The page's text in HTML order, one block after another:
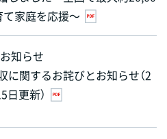
家庭を応援～
お知らせ
に関するお詫びとお知らせ（2
更新）